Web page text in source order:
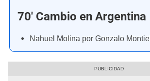
70' Cambio en Argentina
Nahuel Molina por Gonzalo Montiel